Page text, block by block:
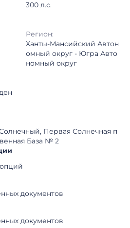
300 л.с.
Регион:
Ханты-Мансийский Автон
омный округ - Югра Авто
номный округ
Первая Солнечная п
База № 2
документов
документов